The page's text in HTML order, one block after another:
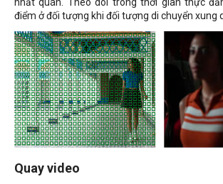
nhất quán. Theo dõi trong thời gian thực
điểm ở đối tượng khi đối tượng di chuyển xung
Quay video